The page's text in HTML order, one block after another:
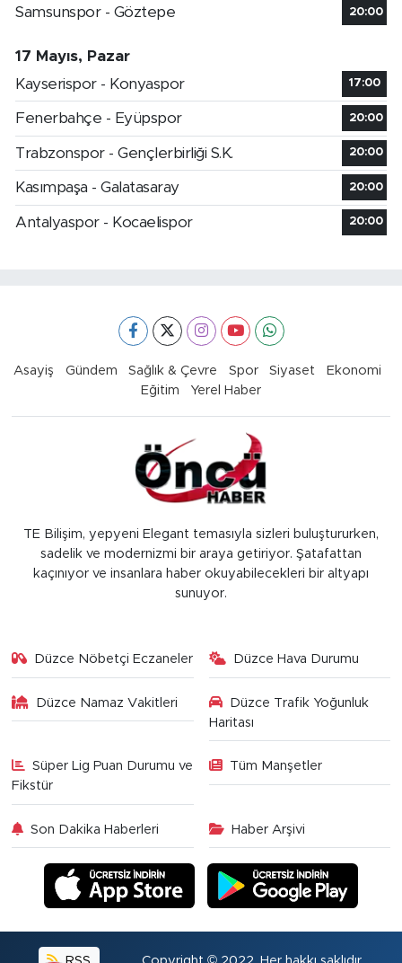
Samsunspor - Göztepe 20:00
17 Mayıs, Pazar
Kayserispor - Konyaspor
17:00
Fenerbahçe - Eyüpspor 20:00
Trabzonspor - Gençlerbirliği S.K. 20:00
Kasımpaşa - Galatasaray 20:00
Antalyaspor - Kocaelispor 20:00
Asayiş Gündem Sağlık & Çevre Spor Siyaset
Ekonomi
Eğitim
Yerel Haber
TE Bilişim, yepyeni Elegant temasıyla sizleri buluştururken,
sadelik ve modernizmi bir araya getiriyor. Şatafattan
kaçınıyor ve insanlara haber okuyabilecekleri bir altyapı
sunuyor.
Düzce Nöbetçi Eczaneler Düzce Hava Durumu
Düzce Namaz Vakitleri
Düzce Trafik Yoğunluk
Haritası
Süper Lig Puan Durumu ve
Fikstür
Tüm Manşetler
Son Dakika Haberleri Haber Arşivi